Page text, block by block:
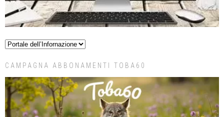
CAMPAGNA ABBONAMENTI TOBA60